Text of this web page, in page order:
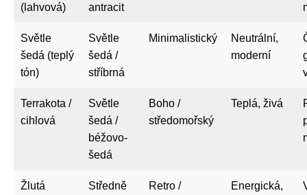
(lahvová)
antracit
Světle
šedá (teplý
tón)
Světle
šedá /
stříbrná
Minimalistický
Neutrální,
moderní
Terrakota /
cihlová
Světle
šedá /
béžovo-
šedá
Boho /
středomořský
Teplá, živá
Žlutá
Středně
Retro /
Energická,